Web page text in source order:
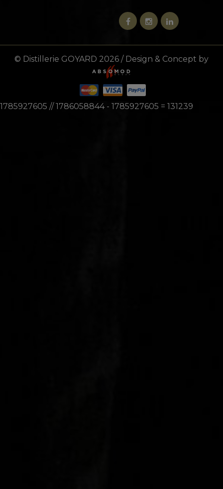
© Distillerie GOYARD 2026 / Design & Concept by
1785927605 // 1786058844 - 1785927605 = 131239